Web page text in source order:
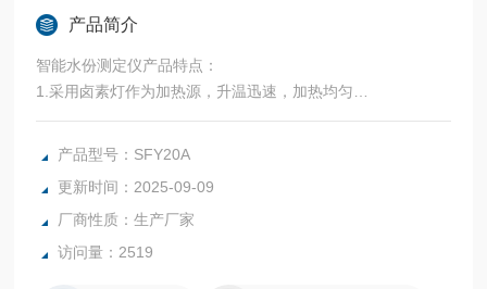
产品简介
智能水份测定仪产品特点：
1.采用卤素灯作为加热源，升温迅速，加热均匀
2.的测量精度，Z高可达0.001g/0.01%
3.清晰的液晶显示屏，智能化的软件设计、以及人性化的键盘
4.标配RS232通讯接口，方便连接打印机、电脑和其他外围设
备
5.符合GLP规范的打印数据输出
产品型号：SFY20A
更新时间：2025-09-09
厂商性质：生产厂家
访问量：2519